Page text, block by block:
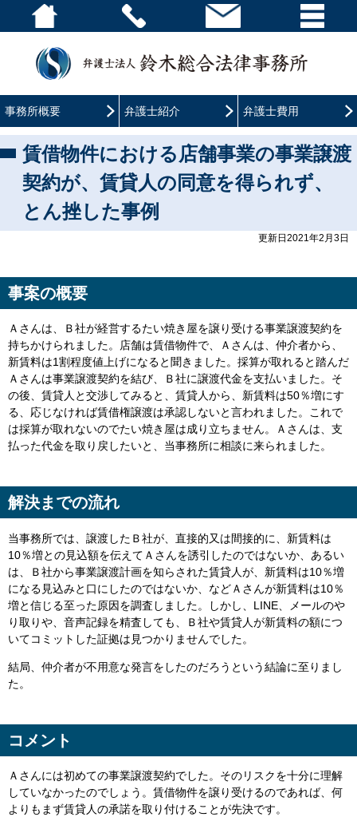
事務所概要 弁護士紹介 弁護士費用
賃借物件における店舗事業の事業譲渡
契約が、賃貸人の同意を得られず、
とん挫した事例
更新日2021年2月3日
事案の概要
Ａさんは、Ｂ社が経営するたい焼き屋を譲り受ける事業譲渡契約を
持ちかけられました。店舗は賃借物件で、Ａさんは、仲介者から、
新賃料は1割程度値上げになると聞きました。採算が取れると踏んだ
Ａさんは事業譲渡契約を結び、Ｂ社に譲渡代金を支払いました。そ
の後、賃貸人と交渉してみると、賃貸人から、新賃料は50％増にす
る、応じなければ賃借権譲渡は承認しないと言われました。これで
は採算が取れないのでたい焼き屋は成り立ちません。Ａさんは、支
払った代金を取り戻したいと、当事務所に相談に来られました。
解決までの流れ
当事務所では、譲渡したＢ社が、直接的又は間接的に、新賃料は
10％増との見込額を伝えてＡさんを誘引したのではないか、あるい
は、Ｂ社から事業譲渡計画を知らされた賃貸人が、新賃料は10％増
になる見込みと口にしたのではないか、などＡさんが新賃料は10％
増と信じる至った原因を調査しました。しかし、LINE、メールのや
り取りや、音声記録を精査しても、Ｂ社や賃貸人が新賃料の額につ
いてコミットした証拠は見つかりませんでした。
結局、仲介者が不用意な発言をしたのだろうという結論に至りまし
た。
コメント
Ａさんには初めての事業譲渡契約でした。そのリスクを十分に理解
していなかったのでしょう。賃借物件を譲り受けるのであれば、何
よりもまず賃貸人の承諾を取り付けることが先決です。